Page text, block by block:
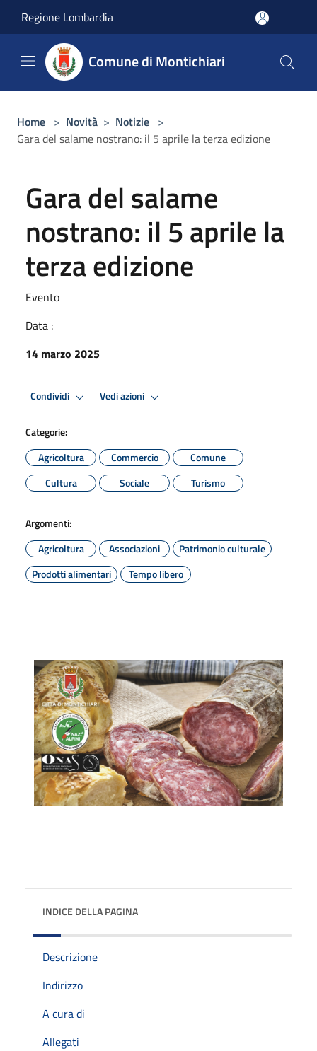
Regione Lombardia
Comune di Montichiari
Home > Novità > Notizie >
Gara del salame nostrano: il 5 aprile la terza edizione
Gara del salame
nostrano: il 5 aprile la
terza edizione
Evento
Data :
14 marzo 2025
Condividi Vedi azioni
Categorie:
Agricoltura
Commercio
Comune
Cultura
Sociale Turismo
Argomenti:
Agricoltura
Associazioni
Patrimonio culturale
Prodotti alimentari
Tempo libero
INDICE DELLA PAGINA
Descrizione
Indirizzo
A cura di
Allegati